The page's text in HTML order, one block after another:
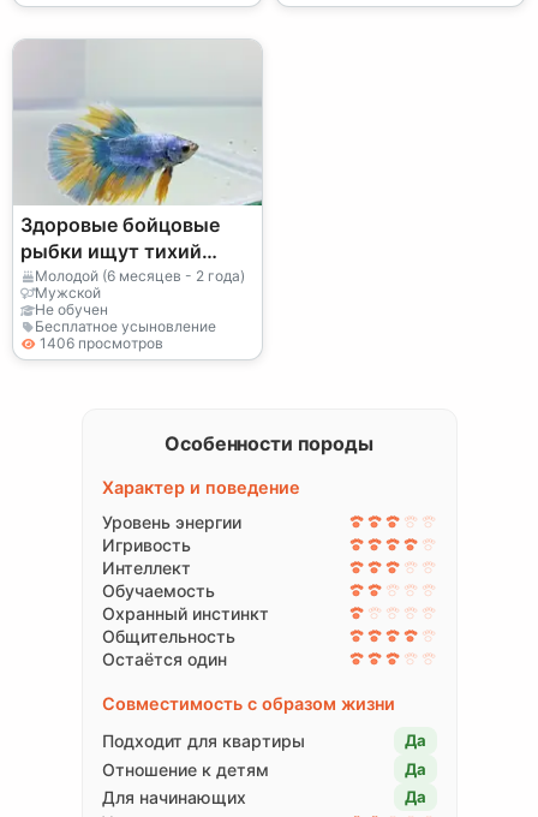
Здоровые бойцовые
рыбки ищут тихий
новый аквариум.
Молодой (6 месяцев - 2 года)
Мужской
Не обучен
Бесплатное усыновление
1406 просмотров
Особенности породы
Характер и поведение
Уровень энергии
Игривость
Интеллект
Обучаемость
Охранный инстинкт
Общительность
Остаётся один
Совместимость с образом жизни
Подходит для квартиры
Да
Отношение к детям Да
Для начинающих Да